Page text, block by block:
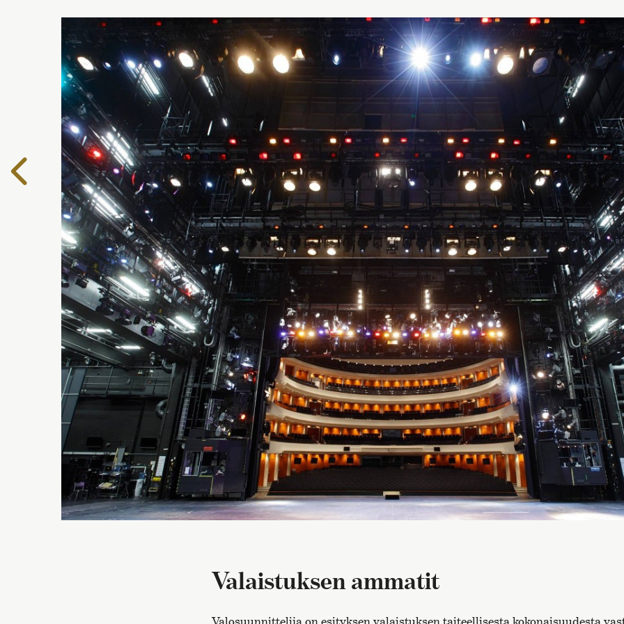
Valaistuksen ammatit
Valosuunnittelija on esityksen valaistuksen taiteellisesta kokonaisuudesta
Edelliselle
sivulle